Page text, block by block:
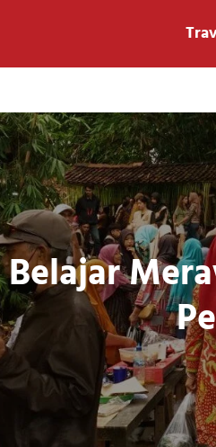
Belajar